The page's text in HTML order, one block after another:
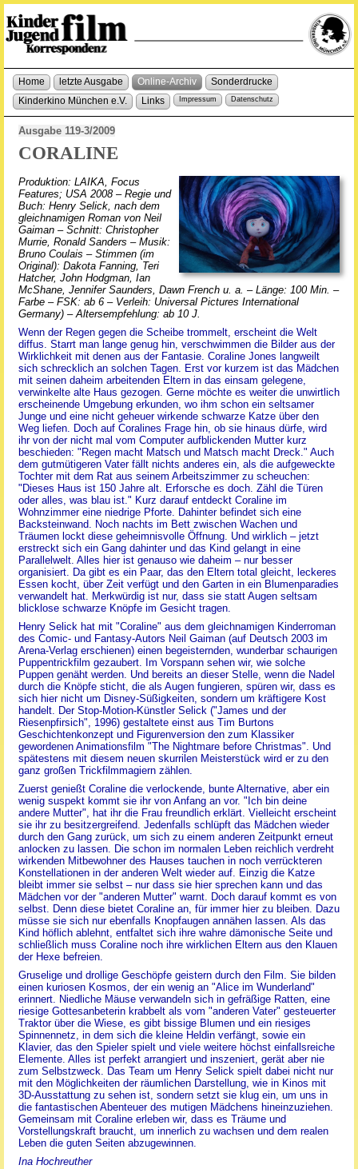
Home letzte Ausgabe Online-Archiv
Sonderdrucke
Kinderkino München e.V.
Links Impressum Datenschutz
Ausgabe 119-3/2009
CORALINE
Produktion: LAIKA, Focus
Features; USA 2008 – Regie und
Buch: Henry Selick, nach dem
gleichnamigen Roman von Neil
Gaiman – Schnitt: Christopher
Murrie, Ronald Sanders – Musik:
Bruno Coulais – Stimmen (im
Original): Dakota Fanning, Teri
Hatcher, John Hodgman, Ian
McShane, Jennifer Saunders, Dawn French u. a. – Länge: 100 Min. –
Farbe – FSK: ab 6 – Verleih: Universal Pictures International
Germany) – Altersempfehlung: ab 10 J.
Wenn der Regen gegen die Scheibe trommelt, erscheint die Welt
diffus. Starrt man lange genug hin, verschwimmen die Bilder aus der
Wirklichkeit mit denen aus der Fantasie. Coraline Jones langweilt
sich schrecklich an solchen Tagen. Erst vor kurzem ist das Mädchen
mit seinen daheim arbeitenden Eltern in das einsam gelegene,
verwinkelte alte Haus gezogen. Gerne möchte es weiter die unwirtlich
erscheinende Umgebung erkunden, wo ihm schon ein seltsamer
Junge und eine nicht geheuer wirkende schwarze Katze über den
Weg liefen. Doch auf Coralines Frage hin, ob sie hinaus dürfe, wird
ihr von der nicht mal vom Computer aufblickenden Mutter kurz
beschieden: "Regen macht Matsch und Matsch macht Dreck." Auch
dem gutmütigeren Vater fällt nichts anderes ein, als die aufgeweckte
Tochter mit dem Rat aus seinem Arbeitszimmer zu scheuchen:
"Dieses Haus ist 150 Jahre alt. Erforsche es doch. Zähl die Türen
oder alles, was blau ist." Kurz darauf entdeckt Coraline im
Wohnzimmer eine niedrige Pforte. Dahinter befindet sich eine
Backsteinwand. Noch nachts im Bett zwischen Wachen und
Träumen lockt diese geheimnisvolle Öffnung. Und wirklich – jetzt
erstreckt sich ein Gang dahinter und das Kind gelangt in eine
Parallelwelt. Alles hier ist genauso wie daheim – nur besser
organisiert. Da gibt es ein Paar, das den Eltern total gleicht, leckeres
Essen kocht, über Zeit verfügt und den Garten in ein Blumenparadies
verwandelt hat. Merkwürdig ist nur, dass sie statt Augen seltsam
blicklose schwarze Knöpfe im Gesicht tragen.
Henry Selick hat mit "Coraline" aus dem gleichnamigen Kinderroman
des Comic- und Fantasy-Autors Neil Gaiman (auf Deutsch 2003 im
Arena-Verlag erschienen) einen begeisternden, wunderbar schaurigen
Puppentrickfilm gezaubert. Im Vorspann sehen wir, wie solche
Puppen genäht werden. Und bereits an dieser Stelle, wenn die Nadel
durch die Knöpfe sticht, die als Augen fungieren, spüren wir, dass es
sich hier nicht um Disney-Süßigkeiten, sondern um kräftigere Kost
handelt. Der Stop-Motion-Künstler Selick ("James und der
Riesenpfirsich", 1996) gestaltete einst aus Tim Burtons
Geschichtenkonzept und Figurenversion den zum Klassiker
gewordenen Animationsfilm "The Nightmare before Christmas". Und
spätestens mit diesem neuen skurrilen Meisterstück wird er zu den
ganz großen Trickfilmmagiern zählen.
Zuerst genießt Coraline die verlockende, bunte Alternative, aber ein
wenig suspekt kommt sie ihr von Anfang an vor. "Ich bin deine
andere Mutter", hat ihr die Frau freundlich erklärt. Vielleicht erscheint
sie ihr zu besitzergreifend. Jedenfalls schlüpft das Mädchen wieder
durch den Gang zurück, um sich zu einem anderen Zeitpunkt erneut
anlocken zu lassen. Die schon im normalen Leben reichlich verdreht
wirkenden Mitbewohner des Hauses tauchen in noch verrückteren
Konstellationen in der anderen Welt wieder auf. Einzig die Katze
bleibt immer sie selbst – nur dass sie hier sprechen kann und das
Mädchen vor der "anderen Mutter" warnt. Doch darauf kommt es von
selbst. Denn diese bietet Coraline an, für immer hier zu bleiben. Dazu
müsse sie sich nur ebenfalls Knopfaugen annähen lassen. Als das
Kind höflich ablehnt, entfaltet sich ihre wahre dämonische Seite und
schließlich muss Coraline noch ihre wirklichen Eltern aus den Klauen
der Hexe befreien.
Gruselige und drollige Geschöpfe geistern durch den Film. Sie bilden
einen kuriosen Kosmos, der ein wenig an "Alice im Wunderland"
erinnert. Niedliche Mäuse verwandeln sich in gefräßige Ratten, eine
riesige Gottesanbeterin krabbelt als vom "anderen Vater" gesteuerter
Traktor über die Wiese, es gibt bissige Blumen und ein riesiges
Spinnennetz, in dem sich die kleine Heldin verfängt, sowie ein
Klavier, das den Spieler spielt und viele weitere höchst einfallsreiche
Elemente. Alles ist perfekt arrangiert und inszeniert, gerät aber nie
zum Selbstzweck. Das Team um Henry Selick spielt dabei nicht nur
mit den Möglichkeiten der räumlichen Darstellung, wie in Kinos mit
3D-Ausstattung zu sehen ist, sondern setzt sie klug ein, um uns in
die fantastischen Abenteuer des mutigen Mädchens hineinzuziehen.
Gemeinsam mit Coraline erleben wir, dass es Träume und
Vorstellungskraft braucht, um innerlich zu wachsen und dem realen
Leben die guten Seiten abzugewinnen.
Ina Hochreuther